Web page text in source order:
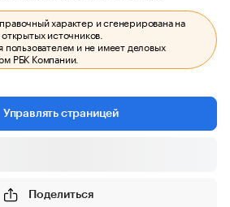
характер и сгенерирована на
источников.
пользователем и не имеет деловых
РБК Компании.
Управлять страницей
Поделиться